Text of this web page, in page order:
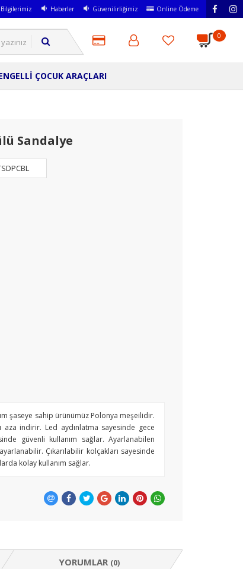
Bilgilerimiz Haberler Güvenilirliğimiz Online Ödeme
0
ÇOCUK ARAÇLARI
Sandalye
şaseye sahip ürünümüz Polonya meşeilidir.
indirir. Led aydınlatma sayesinde gece
güvenli kullanım sağlar. Ayarlanabilen
Çıkarılabilir kolçakları sayesinde
kolay kullanım sağlar.
YORUMLAR (0)